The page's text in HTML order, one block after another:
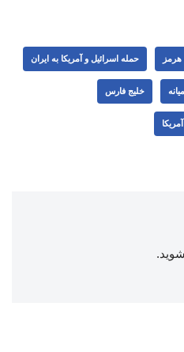
هرمز حمله اسرائیل و آمریکا به ایران
خلیج فارس
.